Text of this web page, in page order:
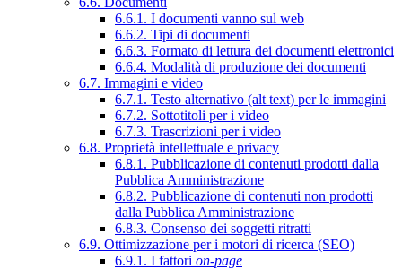
6.6.1. I documenti vanno sul web
6.6.2. Tipi di documenti
6.6.3. Formato di lettura dei documenti elettronici
6.6.4. Modalità di produzione dei documenti
6.7. Immagini e video
6.7.1. Testo alternativo (alt text) per le immagini
6.7.2. Sottotitoli per i video
6.7.3. Trascrizioni per i video
6.8. Proprietà intellettuale e privacy
6.8.1. Pubblicazione di contenuti prodotti dalla
Pubblica Amministrazione
6.8.2. Pubblicazione di contenuti non prodotti
dalla Pubblica Amministrazione
6.8.3. Consenso dei soggetti ritratti
6.9. Ottimizzazione per i motori di ricerca (SEO)
6.9.1. I fattori on-page